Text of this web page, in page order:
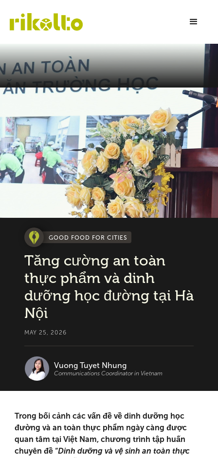
GOOD FOOD FOR CITIES
Tăng cường an toàn
thực phẩm và dinh
dưỡng học đường tại Hà
Nội
MAY 25, 2026
Vuong Tuyet Nhung
Communications Coordinator in Vietnam
Trong bối cảnh các vấn đề về dinh dưỡng học
đường và an toàn thực phẩm ngày càng được
quan tâm tại Việt Nam, chương trình tập huấn
chuyên đề “Dinh dưỡng và vệ sinh an toàn thực